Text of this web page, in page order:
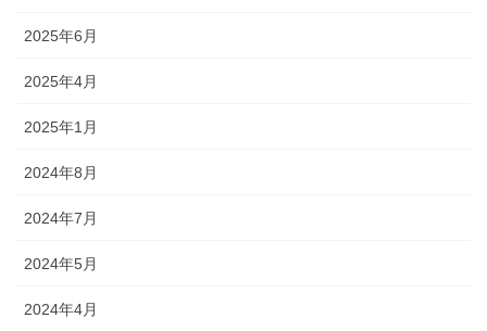
2025年6月
2025年4月
2025年1月
2024年8月
2024年7月
2024年5月
2024年4月